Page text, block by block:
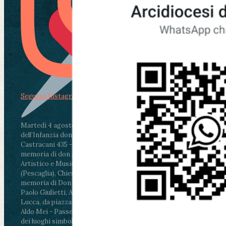
Martedì 4 agosto2026
ore 11:30 - Lucca, Scuola
dell’Infanzia don Aldo Mei - Viale Castruccio
Castracani 435 - Inaugurazione murales in
memoria di don Aldo Mei curato dal Liceo
Artistico e Musicale “Passaglia”
ore 18 - Fiano
(Pescaglia), Chiesa parrocchiale - Messa in
memoria di Don Aldo Mei celebrata da mons.
Paolo Giulietti, Arcivescovo di Lucca
ore 20.30 -
Lucca, da piazza San Michele al Cippo di don
Aldo Mei - Passeggiata della Memoria in alcuni
dei luoghi simbolo della città. Ritrovo alle ore
Segui su Instagram